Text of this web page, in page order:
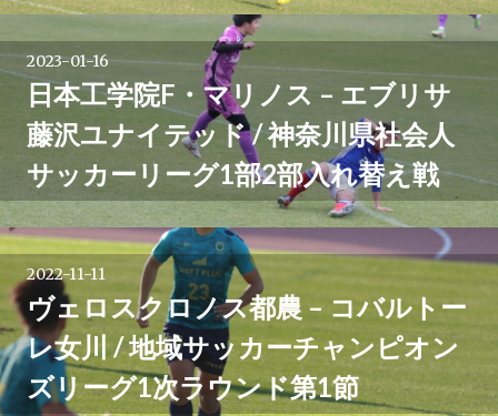
2023-01-16
日本工学院F・マリノス – エブリサ
藤沢ユナイテッド / 神奈川県社会人
サッカーリーグ1部2部入れ替え戦
2022-11-11
ヴェロスクロノス都農 – コバルトー
レ女川 / 地域サッカーチャンピオン
ズリーグ1次ラウンド第1節